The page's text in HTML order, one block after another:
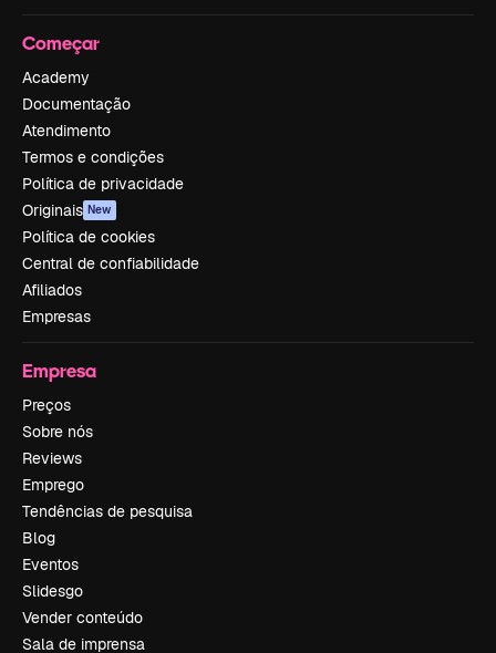
Começar
Academy
Documentação
Atendimento
Termos e condições
Política de privacidade
Originais New
Política de cookies
Central de confiabilidade
Afiliados
Empresas
Empresa
Preços
Sobre nós
Reviews
Emprego
Tendências de pesquisa
Blog
Eventos
Slidesgo
Vender conteúdo
Sala de imprensa